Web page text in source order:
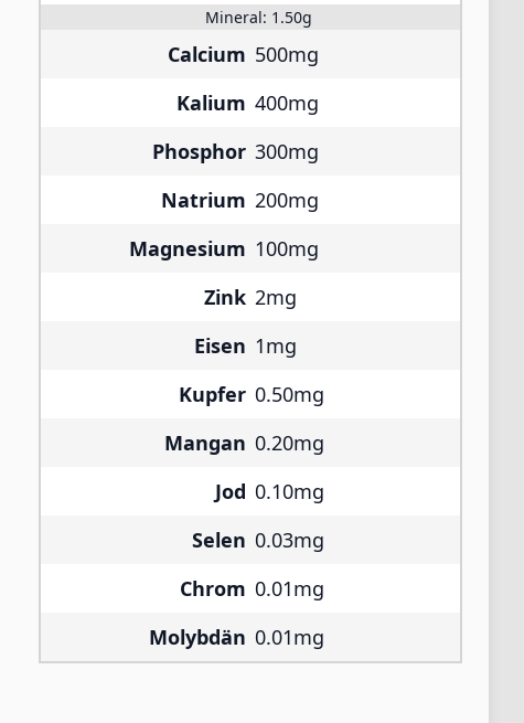
Mineral: 1.50g
Calcium 500mg
Kalium 400mg
Phosphor 300mg
Natrium 200mg
Magnesium 100mg
Zink 2mg
Eisen 1mg
Kupfer 0.50mg
Mangan 0.20mg
Jod 0.10mg
Selen 0.03mg
Chrom 0.01mg
Molybdän 0.01mg